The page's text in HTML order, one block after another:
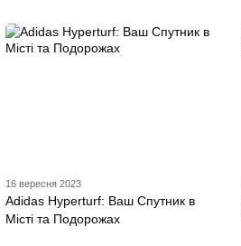
16 вересня 2023
Adidas Hyperturf: Ваш Спутник в
Місті та Подорожах